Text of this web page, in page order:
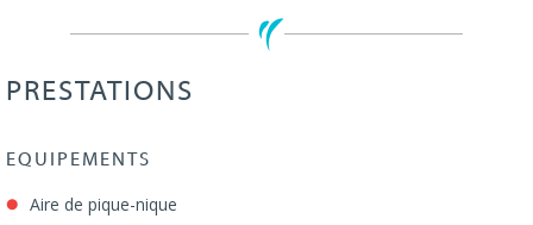
PRESTATIONS
EQUIPEMENTS
Aire de pique-nique